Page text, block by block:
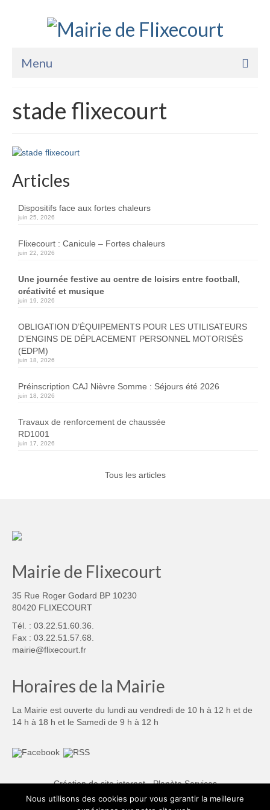
Menu
La Mairie
Sports Loisirs et Culture
stade flixecourt
Articles
Dispositifs face aux fortes chaleurs
juin 25, 2026
Flixecourt : Canicule – Fortes chaleurs
juin 22, 2026
Une journée festive au centre de loisirs entre football,
créativité et musique
juin 19, 2026
OBLIGATION D’ÉQUIPEMENTS POUR LES UTILISATEURS
D’ENGINS DE DÉPLACEMENT PERSONNEL MOTORISÉS
(EDPM)
juin 18, 2026
Préinscription CAJ Nièvre Somme : Séjours été 2026
juin 18, 2026
Travaux de renforcement de chaussée
RD1001
juin 17, 2026
Tous les articles
Mairie de Flixecourt
35 Rue Roger Godard BP 10230
80420 FLIXECOURT
Tél. : 03.22.51.60.36.
Fax : 03.22.51.57.68.
mairie@flixecourt.fr
Horaires de la Mairie
La Mairie est ouverte du lundi au vendredi de 10 h à 12 h et de
14 h à 18 h et le Samedi de 9 h à 12 h
Création de site internet - Planète Services
Nous utilisons des cookies pour vous garantir la meilleure